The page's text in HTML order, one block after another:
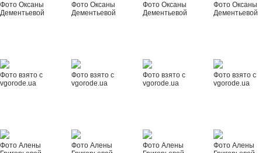
Фото Оксаны
Дементьевой
Фото Оксаны
Дементьевой
Фото Оксаны
Дементьевой
Фото Оксаны
Дементьевой
Фото взято с
vgorode.ua
Фото взято с
vgorode.ua
Фото взято с
vgorode.ua
Фото взято с
vgorode.ua
Фото Алены
Фото Алены
Фото Алены
Фото Алены